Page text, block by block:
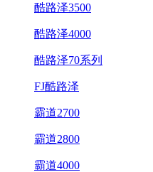
酷路泽3500
酷路泽4000
酷路泽70系列
FJ酷路泽
霸道2700
霸道2800
霸道4000